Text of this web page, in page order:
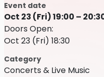
Event date
Oct 23 (Fri) 19:00 –
Doors Open:
Oct 23 (Fri) 18:30
Category
Concerts & Live Music